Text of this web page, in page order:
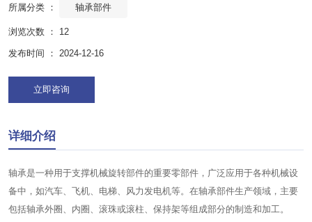
所属分类 ： 轴承部件
浏览次数 ： 12
发布时间 ： 2024-12-16
立即咨询
详细介绍
轴承是一种用于支撑机械旋转部件的重要零部件，广泛应用于各种机械设
备中，如汽车、飞机、电梯、风力发电机等。在轴承部件生产领域，主要
包括轴承外圈、内圈、滚珠或滚柱、保持架等组成部分的制造和加工。